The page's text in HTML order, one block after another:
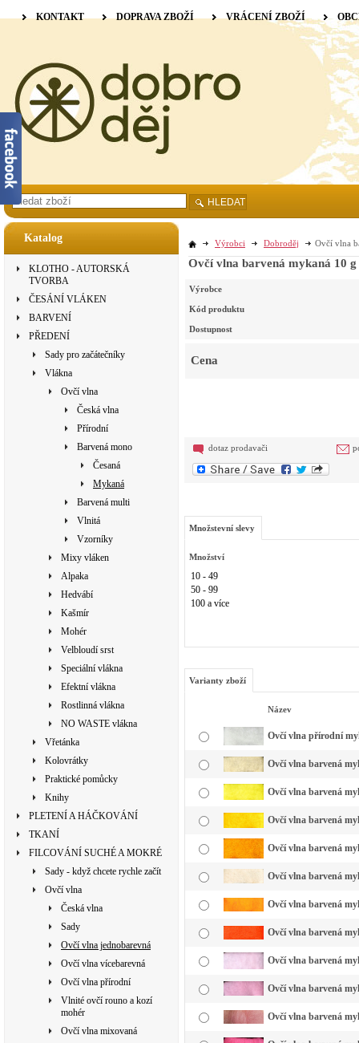
Katalog
KLOTHO - AUTORSKÁ
TVORBA
ČESÁNÍ VLÁKEN
BARVENÍ
PŘEDENÍ
Sady pro začátečníky
Vlákna
Ovčí vlna
Česká vlna
Přírodní
Barvená mono
Česaná
Mykaná
Barvená multi
Vlnitá
Vzorníky
Mixy vláken
Alpaka
Hedvábí
Kašmír
Mohér
Velbloudí srst
Speciální vlákna
Efektní vlákna
Rostlinná vlákna
NO WASTE vlákna
Vřetánka
Kolovrátky
Praktické pomůcky
Knihy
PLETENÍ A HÁČKOVÁNÍ
TKANÍ
FILCOVÁNÍ SUCHÉ A MOKRÉ
Sady - když chcete rychle začít
Ovčí vlna
Česká vlna
Sady
Ovčí vlna jednobarevná
Ovčí vlna vícebarevná
Ovčí vlna přírodní
Vlnité ovčí rouno a kozí
mohér
Ovčí vlna mixovaná
Výrobci Dobroděj Ovčí vlna
Ovčí vlna barvená mykaná 10
Výrobce
Kód produktu
Dostupnost
Cena
dotaz prodavači
Množstevní slevy
Množství
10 - 49
50 - 99
100 a více
Varianty zboží
Název
Ovčí vlna přírodní
Ovčí vlna barvená
Ovčí vlna barvená
Ovčí vlna barvená
Ovčí vlna barvená
Ovčí vlna barvená
Ovčí vlna barvená
Ovčí vlna barvená
Ovčí vlna barvená
Ovčí vlna barvená
Ovčí vlna barvená
KONTAKT DOPRAVA ZBOŽÍ VRÁCENÍ ZBOŽÍ
HLEDAT